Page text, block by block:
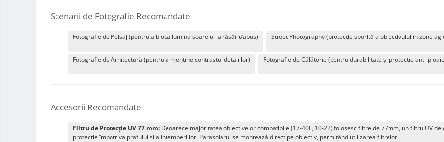
Genti Laptop si iPad
Scenarii de Fotografie Recomandate
Fotografie de Peisaj (pentru a bloca lumina soarelui la răsărit/apus) Street Photography (protecție sporită a obiectivului în zone
Fotografie de Arhitectură (pentru a menține contrastul detaliilor) Fotografie de Călătorie (pentru durabilitate și protecție anti-
Accesorii Recomandate
Filtru de Protecție UV 77 mm: Deoarece majoritatea obiectivelor compatibile (17-40L, 10-22) folosesc filtre de 77mm, un filtru UV
protecție împotriva prafului și a intemperiilor. Parasolarul se montează direct pe obiectiv, permițând utilizarea filtrelor.